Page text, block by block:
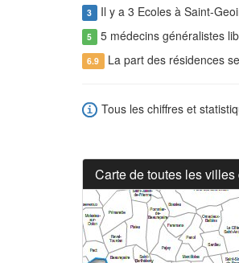
3 Il y a 3 Ecoles à Saint-
5 5 médecins généralistes
6.9 La part des résidences
Tous les chiffres et
Carte de toutes les villes